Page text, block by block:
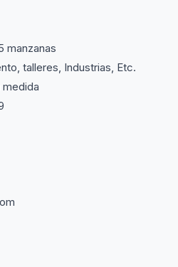
manzanas
talleres, Industrias, Etc.